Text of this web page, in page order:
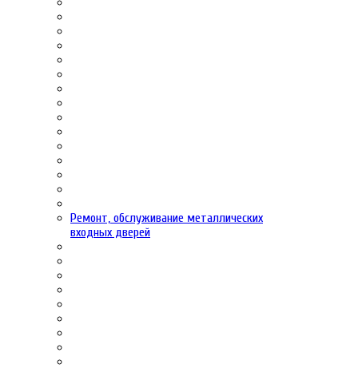
Ремонт, обслуживание металлических
входных дверей